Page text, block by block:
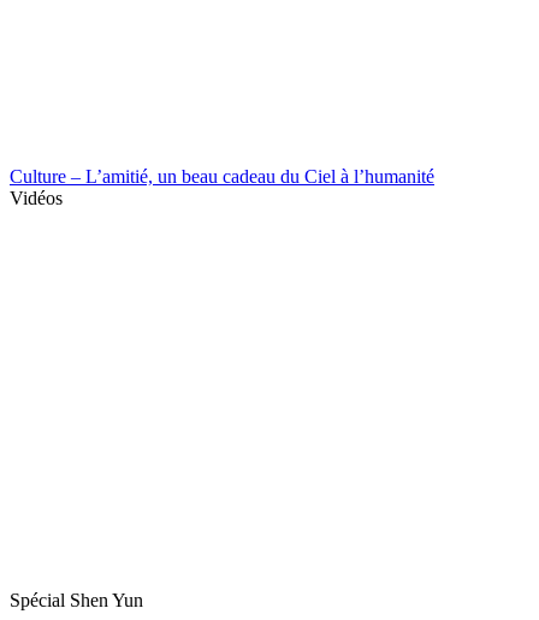
Culture – L’amitié, un beau cadeau du Ciel à l’humanité
Vidéos
Spécial Shen Yun